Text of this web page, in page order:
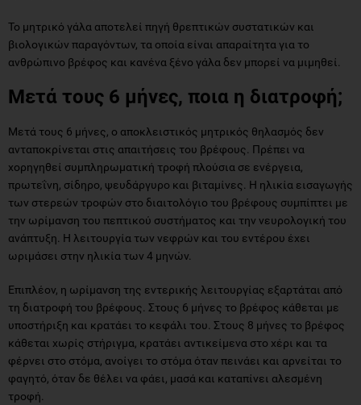
Το μητρικό γάλα αποτελεί πηγή θρεπτικών συστατικών και
βιολογικών παραγόντων, τα οποία είναι απαραίτητα για το
ανθρώπινο βρέφος και κανένα ξένο γάλα δεν μπορεί να μιμηθεί.
Μετά τους 6 μήνες, ποια η διατροφή;
Μετά τους 6 μήνες, ο αποκλειστικός μητρικός θηλασμός δεν
ανταποκρίνεται στις απαιτήσεις του βρέφους. Πρέπει να
χορηγηθεί συμπληρωματική τροφή πλούσια σε ενέργεια,
πρωτεΐνη, σίδηρο, ψευδάργυρο και βιταμίνες. Η ηλικία εισαγωγής
των στερεών τροφών στο διαιτολόγιο του βρέφους συμπίπτει με
την ωρίμανση του πεπτικού συστήματος και την νευρολογική του
ανάπτυξη. Η λειτουργία των νεφρών και του εντέρου έχει
ωριμάσει στην ηλικία των 4 μηνών.
Επιπλέον, η ωρίμανση της εντερικής λειτουργίας εξαρτάται από
τη διατροφή του βρέφους. Στους 6 μήνες το βρέφος κάθεται με
υποστήριξη και κρατάει το κεφάλι του. Στους 8 μήνες το βρέφος
κάθεται χωρίς στήριγμα, κρατάει αντικείμενα στο χέρι και τα
φέρνει στο στόμα, ανοίγει το στόμα όταν πεινάει και αρνείται το
φαγητό, όταν δε θέλει να φάει, μασά και καταπίνει αλεσμένη
τροφή.